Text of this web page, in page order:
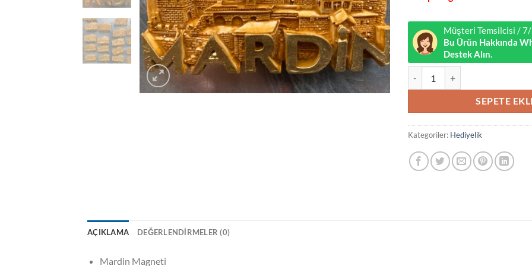
Müşteri Temsilcisi /
Bu Ürün Hakkında
Destek Alın.
SEPETE
Kategoriler: Hediyelik
AÇIKLAMA DEĞERLENDIRMELER (0)
Mardin Magneti